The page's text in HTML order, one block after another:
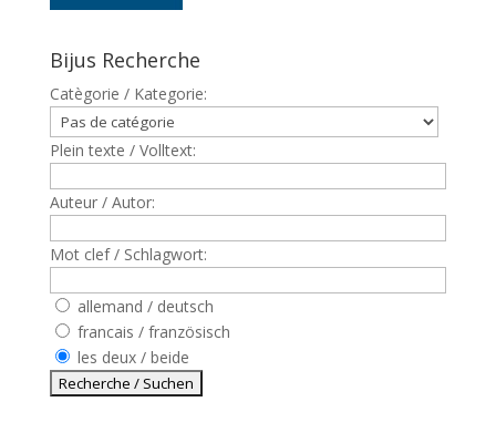
Bijus Recherche
Catègorie / Kategorie:
Plein texte / Volltext:
Auteur / Autor:
Mot clef / Schlagwort:
allemand / deutsch
francais / französisch
les deux / beide